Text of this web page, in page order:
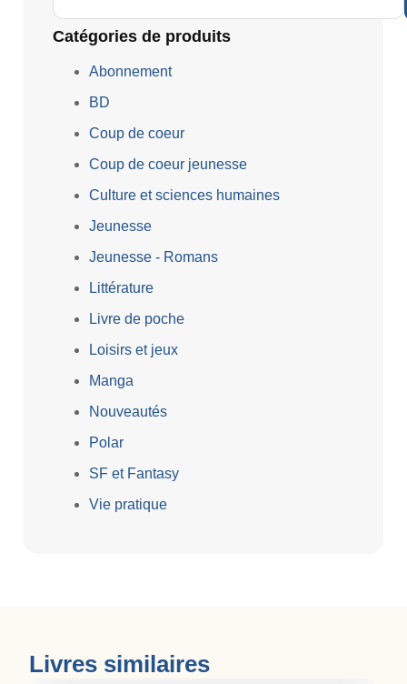
Catégories de produits
Abonnement
BD
Coup de coeur
Coup de coeur jeunesse
Culture et sciences humaines
Jeunesse
Jeunesse - Romans
Littérature
Livre de poche
Loisirs et jeux
Manga
Nouveautés
Polar
SF et Fantasy
Vie pratique
Livres similaires